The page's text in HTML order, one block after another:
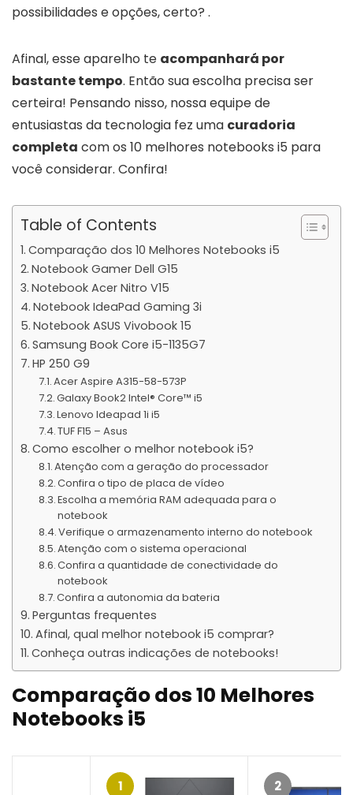
possibilidades e opções, certo? .
Afinal, esse aparelho te acompanhará por
bastante tempo. Então sua escolha precisa ser
certeira! Pensando nisso, nossa equipe de
entusiastas da tecnologia fez uma curadoria
completa com os 10 melhores notebooks i5 para
você considerar. Confira!
Table of Contents
Comparação dos 10 Melhores Notebooks i5
Notebook Gamer Dell G15
Notebook Acer Nitro V15
Notebook IdeaPad Gaming 3i
Notebook ASUS Vivobook 15
Samsung Book Core i5-1135G7
HP 250 G9
Acer Aspire A315-58-573P
Galaxy Book2 Intel® Core™ i5
Lenovo Ideapad 1i i5
TUF F15 – Asus
Como escolher o melhor notebook i5?
Atenção com a geração do processador
Confira o tipo de placa de vídeo
Escolha a memória RAM adequada para o
notebook
Verifique o armazenamento interno do notebook
Atenção com o sistema operacional
Confira a quantidade de conectividade do
notebook
Confira a autonomia da bateria
Perguntas frequentes
Afinal, qual melhor notebook i5 comprar?
Conheça outras indicações de notebooks!
Comparação dos 10 Melhores
Notebooks i5
1 2